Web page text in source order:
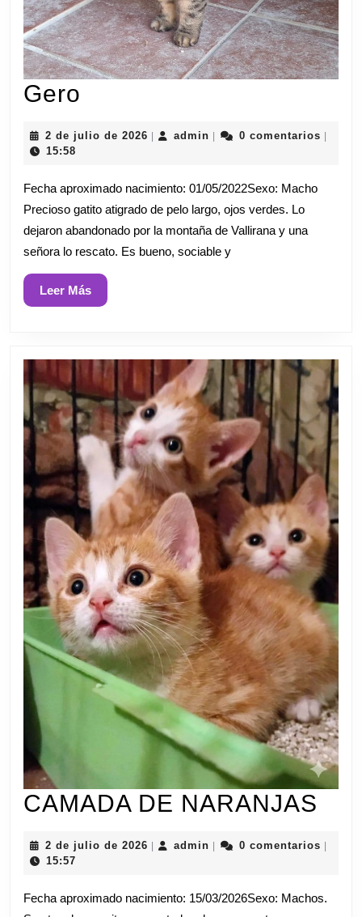
Gero
2 de julio de 2026 2
2026
| admin admin
| 0 comentarios |
15:58
Fecha aproximado nacimiento: 01/05/2022Sexo: Macho
Precioso gatito atigrado de pelo largo, ojos verdes. Lo
dejaron abandonado por la montaña de Vallirana y una
señora lo rescato. Es bueno, sociable y
Leer MásLeer
Más
CAMADA DE NARANJAS
2 de julio de 2026 2
2026
| admin admin
| 0 comentarios |
15:57
Fecha aproximado nacimiento: 15/03/2026Sexo: Machos.